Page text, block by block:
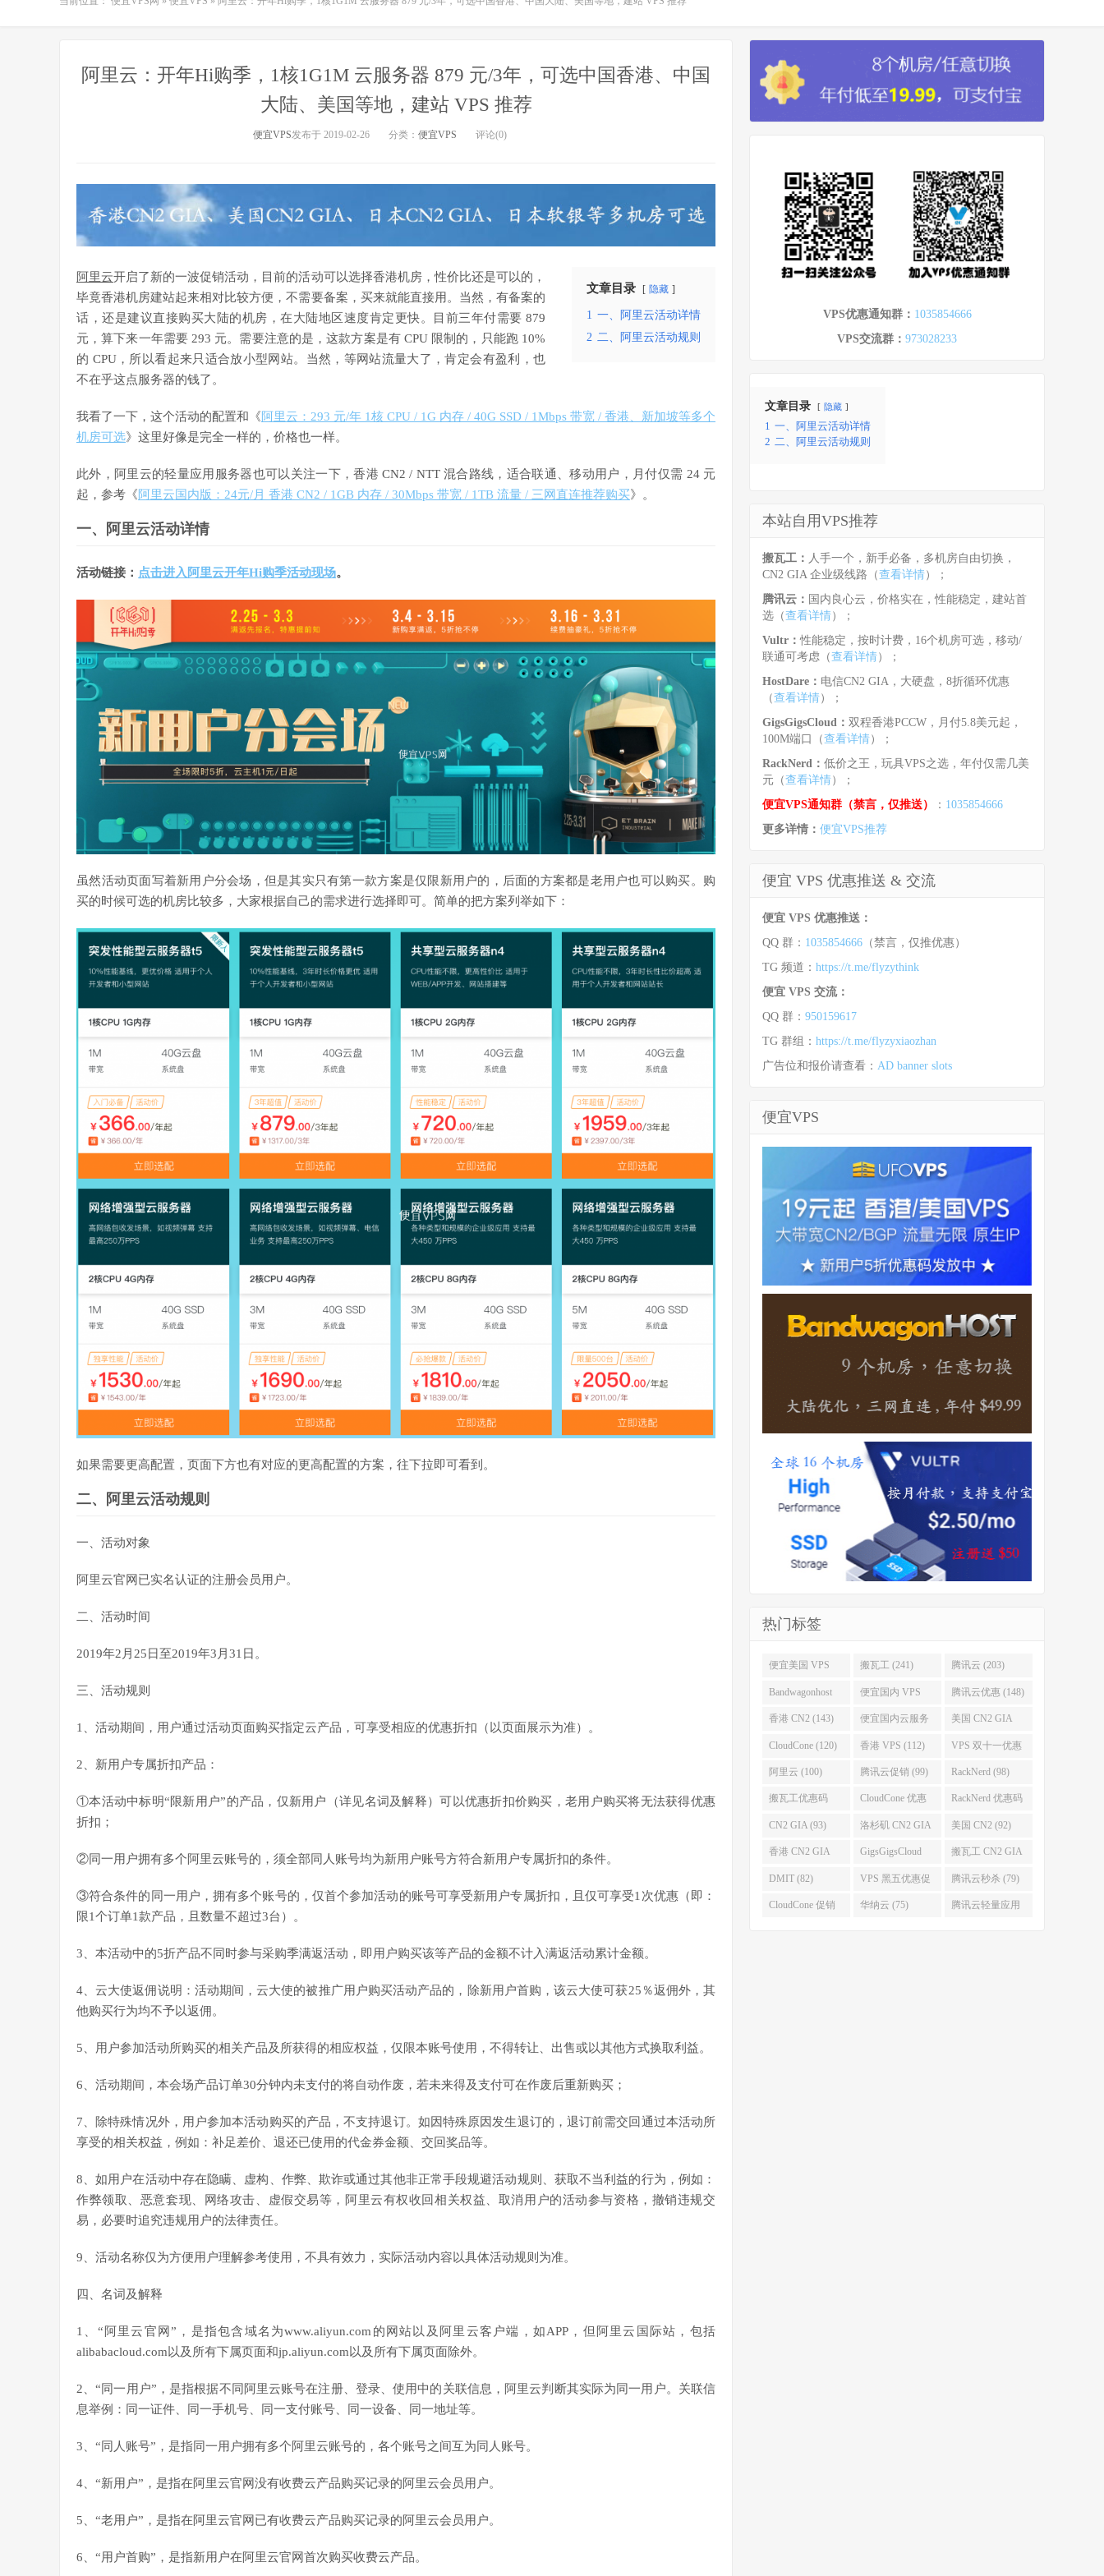
阿里云：开年Hi购季，1核1G1M 云服务器 879 元/3年，可选中国香港、中国
大陆、美国等地，建站 VPS 推荐
便宜VPS发布于 2019-02-26 分类： 便宜VPS 评论(0)
文章目录 隐藏
1 一、阿里云活动详情
2 二、阿里云活动规则
阿里云开启了新的一波促销活动，目前的活动可以选择香港机房，性价比还是可以的，
毕竟香港机房建站起来相对比较方便，不需要备案，买来就能直接用。当然，有备案的
话，还是建议直接购买大陆的机房，在大陆地区速度肯定更快。目前三年付需要 879
元，算下来一年需要 293 元。需要注意的是，这款方案是有 CPU 限制的，只能跑 10%
的 CPU，所以看起来只适合放小型网站。当然，等网站流量大了，肯定会有盈利，也
不在乎这点服务器的钱了。
我看了一下，这个活动的配置和《阿里云：293 元/年 1核 CPU / 1G 内存 / 40G SSD / 1Mbps 带宽 / 香港、新加坡等多个
机房可选》这里好像是完全一样的，价格也一样。
此外，阿里云的轻量应用服务器也可以关注一下，香港 CN2 / NTT 混合路线，适合联通、移动用户，月付仅需 24 元
起，参考《阿里云国内版：24元/月 香港 CN2 / 1GB 内存 / 30Mbps 带宽 / 1TB 流量 / 三网直连推荐购买》。
一、阿里云活动详情
活动链接： 点击进入阿里云开年Hi购季活动现场。
虽然活动页面写着新用户分会场，但是其实只有第一款方案是仅限新用户的，后面的方案都是老用户也可以购买。购
买的时候可选的机房比较多，大家根据自己的需求进行选择即可。简单的把方案列举如下：
如果需要更高配置，页面下方也有对应的更高配置的方案，往下拉即可看到。
二、阿里云活动规则
一、活动对象
阿里云官网已实名认证的注册会员用户。
二、活动时间
2019年2月25日至2019年3月31日。
三、活动规则
1、活动期间，用户通过活动页面购买指定云产品，可享受相应的优惠折扣（以页面展示为准）。
2、新用户专属折扣产品：
①本活动中标明“限新用户”的产品，仅新用户（详见名词及解释）可以优惠折扣价购买，老用户购买将无法获得优惠
折扣；
②同一用户拥有多个阿里云账号的，须全部同人账号均为新用户账号方符合新用户专属折扣的条件。
③符合条件的同一用户，拥有多个账号的，仅首个参加活动的账号可享受新用户专属折扣，且仅可享受1次优惠（即：
限1个订单1款产品，且数量不超过3台）。
3、本活动中的5折产品不同时参与采购季满返活动，即用户购买该等产品的金额不计入满返活动累计金额。
4、云大使返佣说明：活动期间，云大使的被推广用户购买活动产品的，除新用户首购，该云大使可获25％返佣外，其
他购买行为均不予以返佣。
5、用户参加活动所购买的相关产品及所获得的相应权益，仅限本账号使用，不得转让、出售或以其他方式换取利益。
6、活动期间，本会场产品订单30分钟内未支付的将自动作废，若未来得及支付可在作废后重新购买；
7、除特殊情况外，用户参加本活动购买的产品，不支持退订。如因特殊原因发生退订的，退订前需交回通过本活动所
享受的相关权益，例如：补足差价、退还已使用的代金券金额、交回奖品等。
8、如用户在活动中存在隐瞒、虚构、作弊、欺诈或通过其他非正常手段规避活动规则、获取不当利益的行为，例如：
作弊领取、恶意套现、网络攻击、虚假交易等，阿里云有权收回相关权益、取消用户的活动参与资格，撤销违规交
易，必要时追究违规用户的法律责任。
9、活动名称仅为方便用户理解参考使用，不具有效力，实际活动内容以具体活动规则为准。
四、名词及解释
1、“阿里云官网”，是指包含域名为www.aliyun.com的网站以及阿里云客户端，如APP，但阿里云国际站，包括
alibabacloud.com以及所有下属页面和jp.aliyun.com以及所有下属页面除外。
2、“同一用户”，是指根据不同阿里云账号在注册、登录、使用中的关联信息，阿里云判断其实际为同一用户。关联信
息举例：同一证件、同一手机号、同一支付账号、同一设备、同一地址等。
3、“同人账号”，是指同一用户拥有多个阿里云账号的，各个账号之间互为同人账号。
4、“新用户”，是指在阿里云官网没有收费云产品购买记录的阿里云会员用户。
5、“老用户”，是指在阿里云官网已有收费云产品购买记录的阿里云会员用户。
6、“用户首购”，是指新用户在阿里云官网首次购买收费云产品。
VPS优惠通知群： 1035854666
VPS交流群： 973028233
文章目录 隐藏
1 一、阿里云活动详情
2 二、阿里云活动规则
本站自用VPS推荐
搬瓦工： 人手一个，新手必备，多机房自由切换，
CN2 GIA 企业级线路（查看详情）；
腾讯云： 国内良心云，价格实在，性能稳定，建站首
选（查看详情）；
Vultr：性能稳定，按时计费，16个机房可选，移动/
联通可考虑（查看详情）；
HostDare： 电信CN2 GIA，大硬盘，8折循环优惠
（查看详情）；
GigsGigsCloud： 双程香港PCCW，月付5.8美元起，
100M端口（查看详情）；
RackNerd： 低价之王，玩具VPS之选，年付仅需几美
元（查看详情）；
便宜VPS通知群（禁言，仅推送）
： 1035854666
更多详情： 便宜VPS推荐
便宜 VPS 优惠推送 & 交流
便宜 VPS 优惠推送：
QQ 群： 1035854666 （禁言，仅推优惠）
TG 频道： https://t.me/flyzythink
便宜 VPS 交流：
QQ 群： 950159617
TG 群组： https://t.me/flyzyxiaozhan
广告位和报价请查看： AD banner slots
便宜VPS
热门标签
便宜美国 VPS
(255)
搬瓦工 (241) 腾讯云 (203)
Bandwagonhost
(188)
便宜国内 VPS
(167)
腾讯云优惠 (148)
香港 CN2 (143) 便宜国内云服务
器 (128)
美国 CN2 GIA
(123)
CloudCone (120) 香港 VPS (112) VPS 双十一优惠
促销 (106)
阿里云 (100) 腾讯云促销 (99) RackNerd (98)
搬瓦工优惠码
(96)
CloudCone 优惠
码 (96)
RackNerd 优惠码
(94)
CN2 GIA (93) 洛杉矶 CN2 GIA
(93)
美国 CN2 (92)
香港 CN2 GIA
(92)
GigsGigsCloud
(85)
搬瓦工 CN2 GIA
(83)
DMIT (82) VPS 黑五优惠促
销整理 (80)
腾讯云秒杀 (79)
CloudCone 促销 华纳云 (75) 腾讯云轻量应用